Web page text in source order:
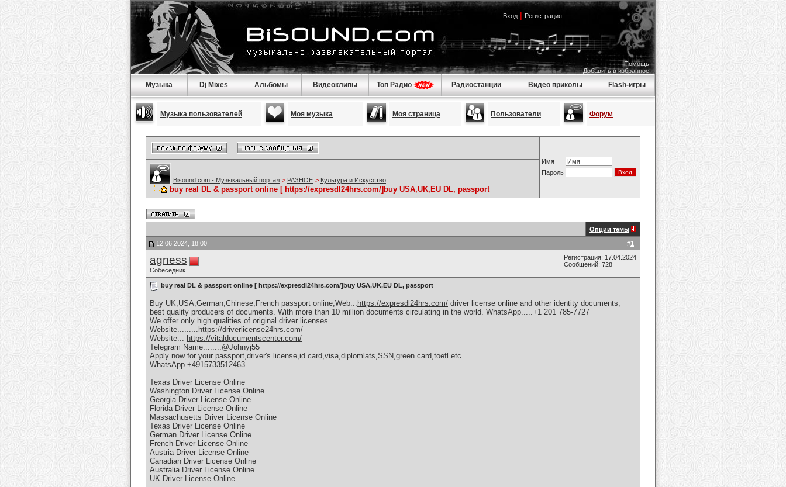
Вход| Регистрация
Помощь
Добавить в избранное
Музыка Dj Mixes Альбомы Видеоклипы Топ Радио Радиостанции Видео приколы Flash-игры
Музыка пользователей Моя музыка Моя страница Пользователи Форум
Имя
Пароль
Bisound.com - Музыкальный портал > РАЗНОЕ > Культура и Искусство
buy real DL & passport online [ https://expresdl24hrs.com/]buy USA,UK,EU DL, passport
Опции темы
#1
12.06.2024, 18:00
agness
Собеседник
Регистрация: 17.04.2024
Сообщений: 728
buy real DL & passport online [ https://expresdl24hrs.com/]buy USA,UK,EU DL, passport
Buy UK,USA,German,Chinese,French passport online,Web... https://expresdl24hrs.com/ driver license online and other identity documents,
best quality producers of documents. With more than 10 million documents circulating in the world. WhatsApp.....+1 201 785-7727
We offer only high qualities of original driver licenses.
Website......... https://driverlicense24hrs.com/
Website... https://vitaldocumentscenter.com/
Telegram Name........@Johnyj55
Apply now for your passport,driver's license,id card,visa,diplomlats,SSN,green card,toefl etc.
WhatsApp +4915733512463
Texas Driver License Online
Washington Driver License Online
Georgia Driver License Online
Florida Driver License Online
Massachusetts Driver License Online
Texas Driver License Online
German Driver License Online
French Driver License Online
Austria Driver License Online
Canadian Driver License Online
Australia Driver License Online
UK Driver License Online